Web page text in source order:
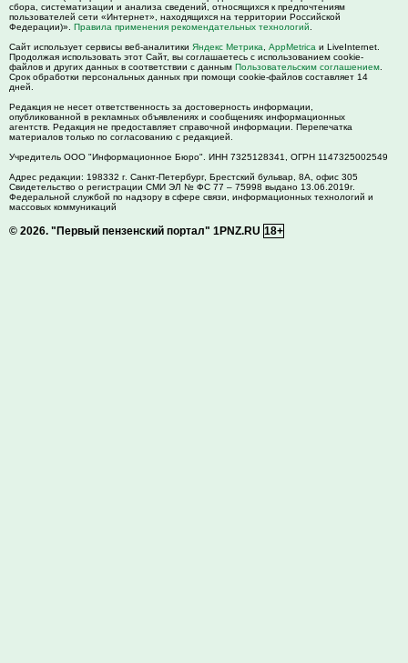
сбора, систематизации и анализа сведений, относящихся к предпочтениям
пользователей сети «Интернет», находящихся на территории Российской
Федерации)». Правила применения рекомендательных технологий
Сайт использует сервисы веб-аналитики Яндекс Метрика AppMetrica и LiveInternet.
Продолжая использовать этот Сайт, вы соглашаетесь с использованием cookie-
файлов и других данных в соответствии с данным Пользовательским соглашением
Срок обработки персональных данных при помощи cookie-файлов составляет 14
дней.
Редакция не несет ответственность за достоверность информации,
опубликованной в рекламных объявлениях и сообщениях информационных
агентств. Редакция не предоставляет справочной информации. Перепечатка
материалов только по согласованию с редакцией.
Учредитель ООО "Информационное Бюро". ИНН 7325128341, ОГРН 1147325002549
Адрес редакции: 198332 г. Санкт-Петербург, Брестский бульвар, 8А, офис 305
Свидетельство о регистрации СМИ ЭЛ № ФС 77 – 75998 выдано 13.06.2019г.
Федеральной службой по надзору в сфере связи, информационных технологий и
массовых коммуникаций
© 2026. "Первый пензенский портал" 1PNZ.RU 18+